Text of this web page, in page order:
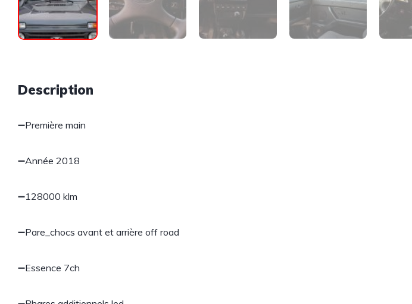
Description
➖Première main
➖Année 2018
➖128000 klm
➖Pare_chocs avant et arrière off road
➖Essence 7ch